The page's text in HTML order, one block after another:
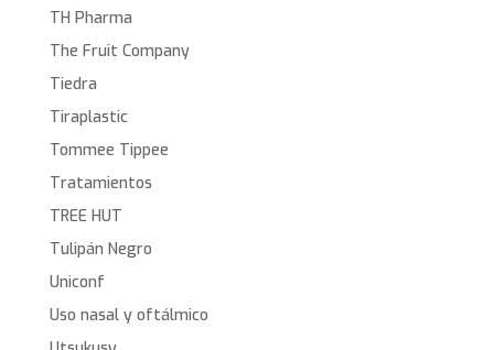
TH Pharma
The Fruit Company
Tiedra
Tiraplastic
Tommee Tippee
Tratamientos
TREE HUT
Tulipán Negro
Uniconf
Uso nasal y oftálmico